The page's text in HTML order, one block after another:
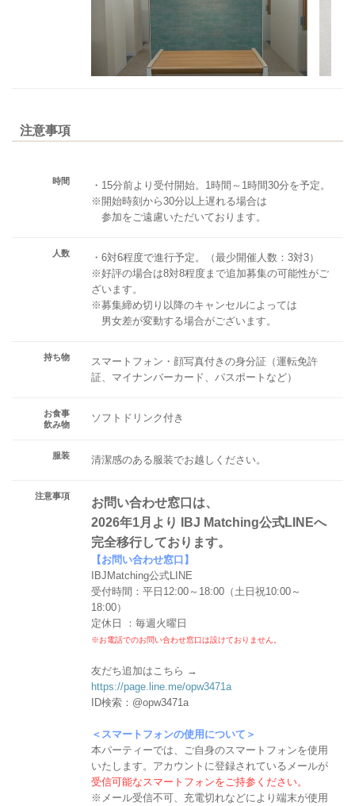
注意事項
時間
・15分前より受付開始。1時間～1時間30分を予定。
※開始時刻から30分以上遅れる場合は
参加をご遠慮いただいております。
人数
・6対6程度で進行予定。（最少開催人数：3対3）
※好評の場合は8対8程度まで追加募集の可能性がご
ざいます。
※募集締め切り以降のキャンセルによっては
男女差が変動する場合がございます。
持ち物
スマートフォン・顔写真付きの身分証（運転免許
証、マイナンバーカード、パスポートなど）
お食事
飲み物
ソフトドリンク付き
服装 清潔感のある服装でお越しください。
注意事項
お問い合わせ窓口は、
2026年1月より IBJ Matching公式LINEへ
完全移行しております。
【お問い合わせ窓口】
IBJMatching公式LINE
受付時間：平日12:00～18:00（土日祝10:00～
18:00）
定休日 ：毎週火曜日
※お電話でのお問い合わせ窓口は設けておりません。
友だち追加はこちら →
https://page.line.me/opw3471a
ID検索：@opw3471a
＜スマートフォンの使用について＞
本パーティーでは、ご自身のスマートフォンを使用
いたします。アカウントに登録されているメールが
受信可能なスマートフォンをご持参ください。
※メール受信不可、充電切れなどにより端末が使用